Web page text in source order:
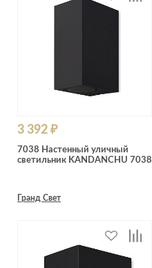
3 392 ₽
7038 Настенный уличный
светильник KANDANCHU 7038
Гранд Свет